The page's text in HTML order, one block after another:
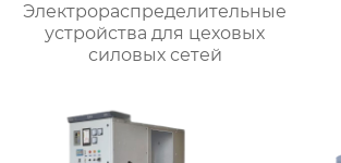
Электрораспределительные
устройства для цеховых
силовых сетей